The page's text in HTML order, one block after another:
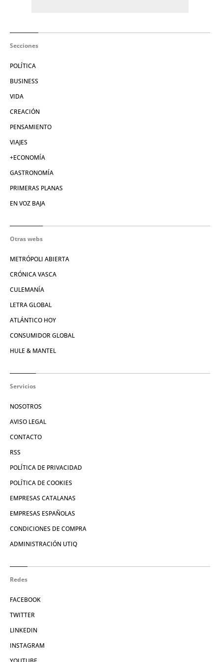
Secciones
POLÍTICA
BUSINESS
VIDA
CREACIÓN
PENSAMIENTO
VIAJES
+ECONOMÍA
GASTRONOMÍA
PRIMERAS PLANAS
EN VOZ BAJA
Otras webs
METRÓPOLI ABIERTA
CRÓNICA VASCA
CULEMANÍA
LETRA GLOBAL
ATLÁNTICO HOY
CONSUMIDOR GLOBAL
HULE & MANTEL
Servicios
NOSOTROS
AVISO LEGAL
CONTACTO
RSS
POLÍTICA DE PRIVACIDAD
POLÍTICA DE COOKIES
EMPRESAS CATALANAS
EMPRESAS ESPAÑOLAS
CONDICIONES DE COMPRA
ADMINISTRACIÓN UTIQ
Redes
FACEBOOK
TWITTER
LINKEDIN
INSTAGRAM